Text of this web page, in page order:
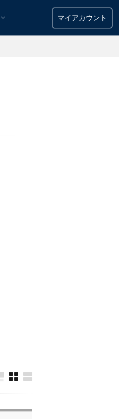
マイアカウント